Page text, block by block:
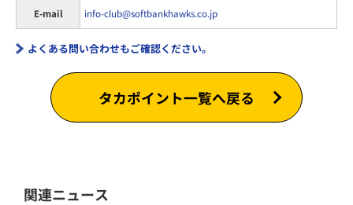
E-mail info-club@softbankhawks.co.jp
よくある問い合わせもご確認ください。
タカポイント一覧へ戻る
関連ニュース